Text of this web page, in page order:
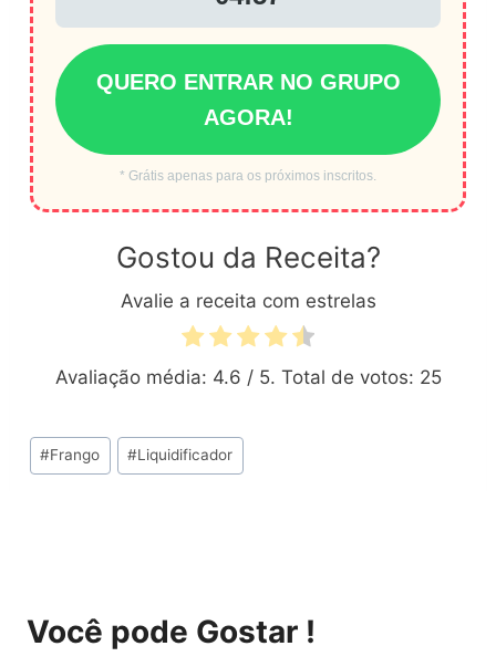
QUERO ENTRAR NO GRUPO
AGORA!
* Grátis apenas para os próximos inscritos.
Gostou da Receita?
Avalie a receita com estrelas
Avaliação média: 4.6 / 5. Total de votos: 25
Tags
do
#Frango #Liquidificador
Você pode Gostar !